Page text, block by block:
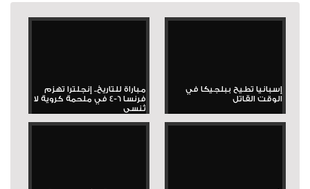
إسبانيا تطيح ببلجيكا في
الوقت القاتل
مباراة للتاريخ.. إنجلترا تهزم
فرنسا 6-4 في ملحمة كروية لا
تُنسى